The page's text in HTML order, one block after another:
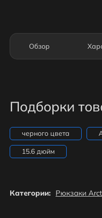
Обзор
Подборки
черного цвета
15.6 дюйм
Категории: Рюкзаки